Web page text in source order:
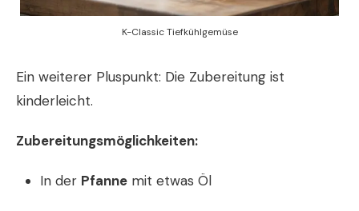
K-Classic Tiefkühlgemüse
Ein weiterer Pluspunkt: Die Zubereitung ist
kinderleicht.
Zubereitungsmöglichkeiten:
In der Pfanne mit etwas Öl